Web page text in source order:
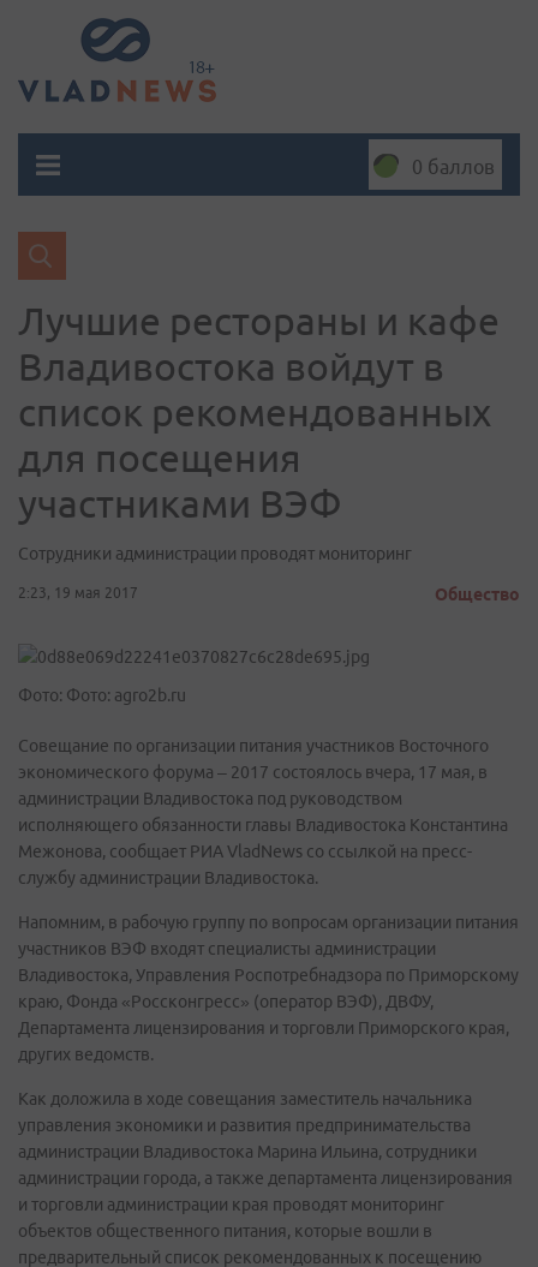
0 баллов
Лучшие рестораны и кафе
Владивостока войдут в
список рекомендованных
для посещения
участниками ВЭФ
Сотрудники администрации проводят мониторинг
2:23, 19 мая 2017 Общество
Фото: Фото: agro2b.ru
Совещание по организации питания участников Восточного
экономического форума – 2017 состоялось вчера, 17 мая, в
администрации Владивостока под руководством
исполняющего обязанности главы Владивостока Константина
Межонова, сообщает РИА VladNews со ссылкой на пресс-
службу администрации Владивостока.
Напомним, в рабочую группу по вопросам организации питания
участников ВЭФ входят специалисты администрации
Владивостока, Управления Роспотребнадзора по Приморскому
краю, Фонда «Россконгресс» (оператор ВЭФ), ДВФУ,
Департамента лицензирования и торговли Приморского края,
других ведомств.
Как доложила в ходе совещания заместитель начальника
управления экономики и развития предпринимательства
администрации Владивостока Марина Ильина, сотрудники
администрации города, а также департамента лицензирования
и торговли администрации края проводят мониторинг
объектов общественного питания, которые вошли в
предварительный список рекомендованных к посещению